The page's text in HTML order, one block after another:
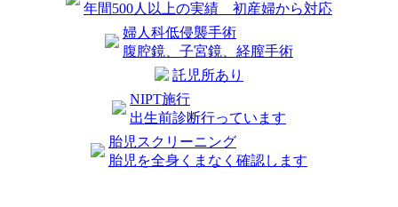
年間500人以上の実績 初産婦から対応
婦人科低侵襲手術
腹腔鏡、子宮鏡、経膣手術
託児所あり
NIPT施行
出生前診断行っています
胎児スクリーニング
胎児を全身くまなく確認します